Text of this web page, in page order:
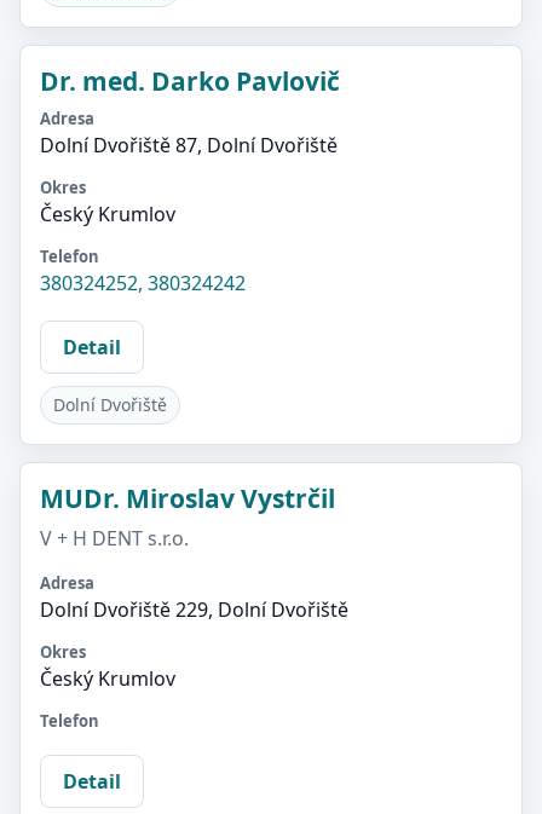
Dr. med. Darko Pavlovič
Adresa
Dolní Dvořiště 87, Dolní Dvořiště
Okres
Český Krumlov
Telefon
380324252, 380324242
Detail
Dolní Dvořiště
MUDr. Miroslav Vystrčil
V + H DENT s.r.o.
Adresa
Dolní Dvořiště 229, Dolní Dvořiště
Okres
Český Krumlov
Telefon
Detail